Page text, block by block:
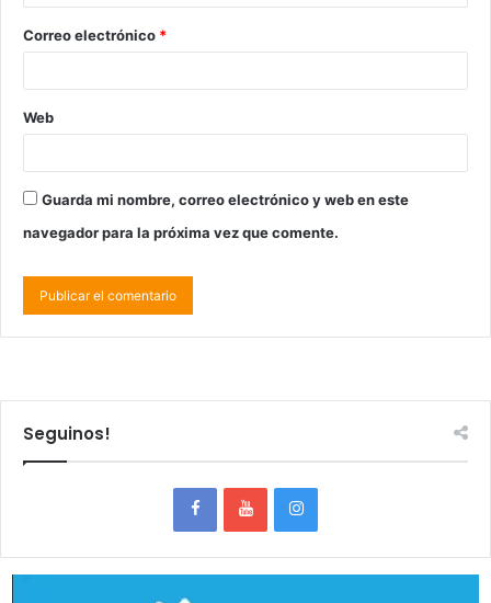
Correo electrónico *
Web
Guarda mi nombre, correo electrónico y web en este
navegador para la próxima vez que comente.
Seguinos!